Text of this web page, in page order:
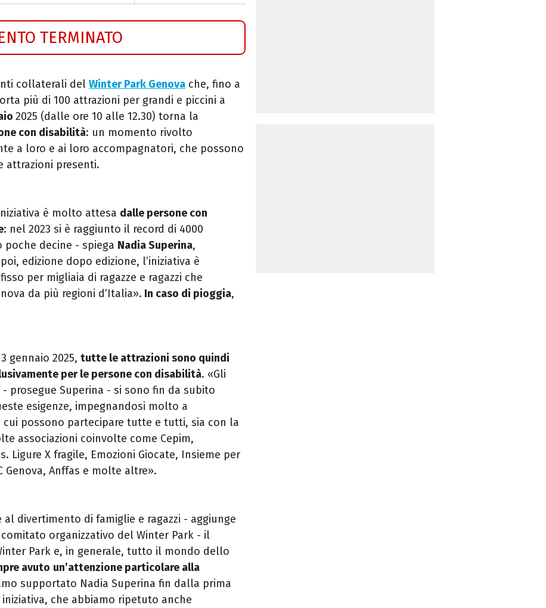
TERMINATO
collaterali del Winter Park Genova che, fino a
più di 100 attrazioni per grandi e piccini a
2025 (dalle ore 10 alle 12.30) torna la
con disabilità: un momento rivolto
a loro e ai loro accompagnatori, che possono
attrazioni presenti.
è molto attesa dalle persone con
: nel 2023 si è raggiunto il record di 4000
poche decine - spiega Nadia Superina,
edizione dopo edizione, l’iniziativa è
per migliaia di ragazze e ragazzi che
da più regioni d’Italia». In caso di pioggia,
gennaio 2025, tutte le attrazioni sono quindi
per le persone con disabilità. «Gli
prosegue Superina - si sono fin da subito
esigenze, impegnandosi molto a
cui possono partecipare tutte e tutti, sia con la
associazioni coinvolte come Cepim,
Ligure X fragile, Emozioni Giocate, Insieme per
Genova, Anffas e molte altre».
divertimento di famiglie e ragazzi - aggiunge
organizzativo del Winter Park - il
Park e, in generale, tutto il mondo dello
avuto un’attenzione particolare alla
supportato Nadia Superina fin dalla prima
che abbiamo ripetuto anche